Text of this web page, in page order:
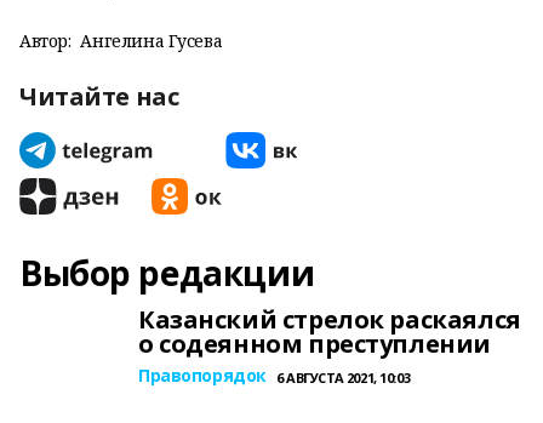
Автор: Ангелина Гусева
Читайте нас
Выбор редакции
Казанский стрелок раскаялся
о содеянном преступлении
Правопорядок 6 АВГУСТА 2021, 10:03